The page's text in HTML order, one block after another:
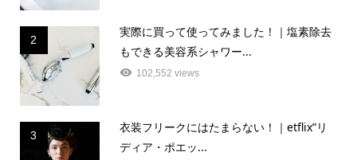
2
実際に買って使ってみました！｜塩素除去
もできる美容系シャワー...
102,552 views
3
衣装フリークにはたまらない！｜etflix”リ
ディア・ポエッ...